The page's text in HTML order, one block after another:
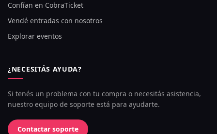
Confían en CobraTicket
Vendé entradas con nosotros
Explorar eventos
¿NECESITÁS AYUDA?
Si tenés un problema con tu compra o necesitás asistencia,
nuestro equipo de soporte está para ayudarte.
Contactar soporte